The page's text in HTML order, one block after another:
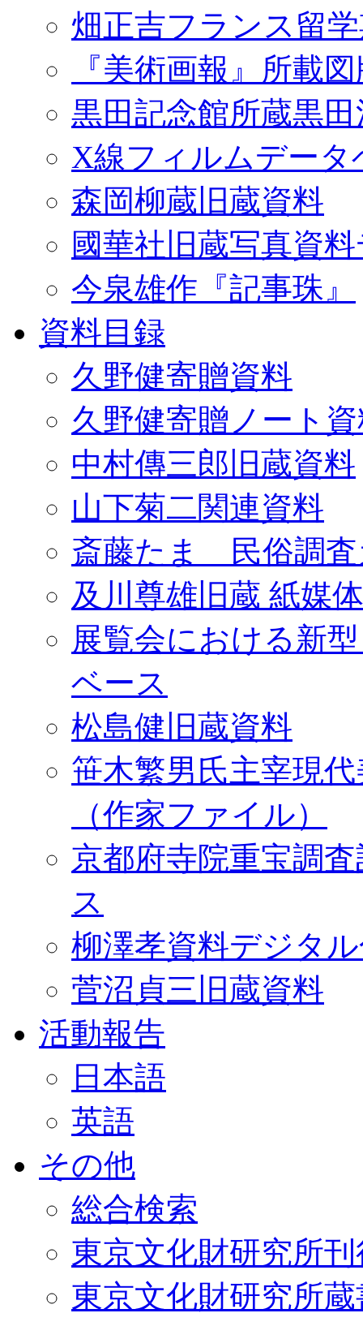
畑正吉フランス留
『美術画報』所載
黒田記念館所蔵黒
X線フィルムデータ
森岡柳蔵旧蔵資料
國華社旧蔵写真資
今泉雄作『記事珠』
資料目録
久野健寄贈資料
久野健寄贈ノート
中村傳三郎旧蔵資料
山下菊二関連資料
斎藤たま 民俗調査
及川尊雄旧蔵 紙媒
展覧会における新
ベース
松島健旧蔵資料
笹木繁男氏主宰現
（作家ファイル）
京都府寺院重宝調
ス
柳澤孝資料デジタ
菅沼貞三旧蔵資料
活動報告
日本語
英語
その他
総合検索
東京文化財研究所
東京文化財研究所